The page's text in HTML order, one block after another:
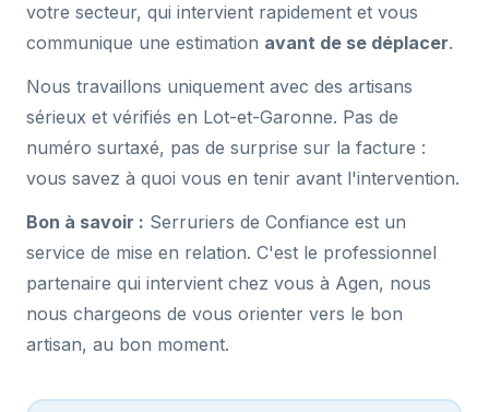
votre secteur, qui intervient rapidement et vous
communique une estimation avant de se déplacer.
Nous travaillons uniquement avec des artisans
sérieux et vérifiés en Lot-et-Garonne. Pas de
numéro surtaxé, pas de surprise sur la facture :
vous savez à quoi vous en tenir avant l'intervention.
Bon à savoir : Serruriers de Confiance est un
service de mise en relation. C'est le professionnel
partenaire qui intervient chez vous à Agen, nous
nous chargeons de vous orienter vers le bon
artisan, au bon moment.